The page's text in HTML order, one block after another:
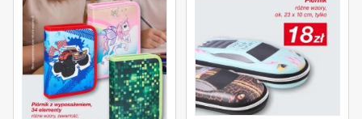
ponadczasowa, to znaczy, że będzie idealna do noszenia
także w przyszłych sezonach.
KIK gazetka promocyjna
coś, co zdecydowanie warto na bieżąco śledzić. I nie ma
obaw co do jej aktualności, ponieważ jest na bieżąco
uzupełniana i zmieniana. KIK nowa gazetka pojawia się w